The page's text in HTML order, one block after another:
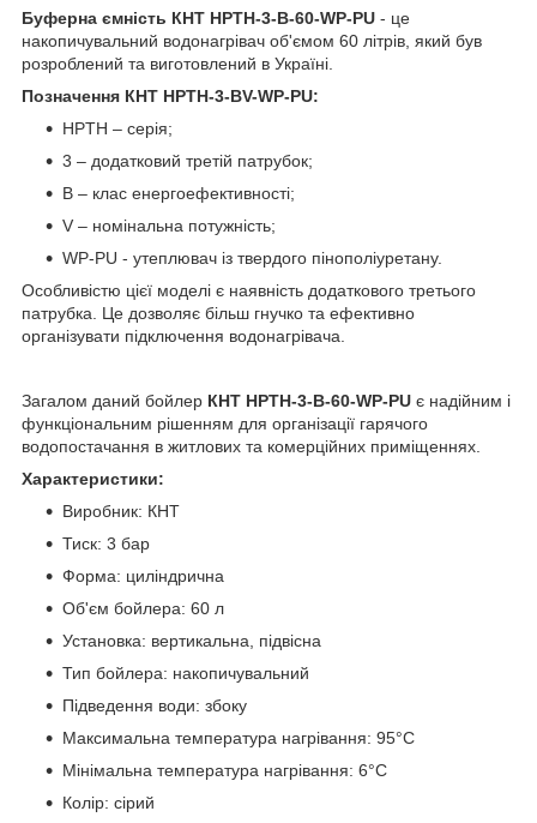
Буферна ємність КНТ НРТН-3-B-60-WP-PU - це
накопичувальний водонагрівач об'ємом 60 літрів, який був
розроблений та виготовлений в Україні.
Позначення КНТ НРТH-3-BV-WP-PU:
HPTH – серія;
3 – додатковий третій патрубок;
В – клас енергоефективності;
V – номінальна потужність;
WP-PU - утеплювач із твердого пінополіуретану.
Особливістю цієї моделі є наявність додаткового третього
патрубка. Це дозволяє більш гнучко та ефективно
організувати підключення водонагрівача.
Загалом даний бойлер КНТ НРТН-3-B-60-WP-PU є надійним і
функціональним рішенням для організації гарячого
водопостачання в житлових та комерційних приміщеннях.
Характеристики:
Виробник: КНТ
Тиск: 3 бар
Форма: циліндрична
Об'єм бойлера: 60 ​​л
Установка: вертикальна, підвісна
Тип бойлера: накопичувальний
Підведення води: збоку
Максимальна температура нагрівання: 95°C
Мінімальна температура нагрівання: 6°C
Колір: сірий